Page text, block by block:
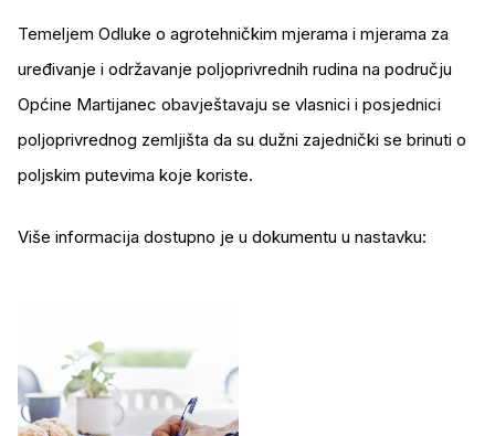
Temeljem Odluke o agrotehničkim mjerama i mjerama za
uređivanje i održavanje poljoprivrednih rudina na području
Općine Martijanec obavještavaju se vlasnici i posjednici
poljoprivrednog zemljišta da su dužni zajednički se brinuti o
poljskim putevima koje koriste.
Više informacija dostupno je u dokumentu u nastavku: